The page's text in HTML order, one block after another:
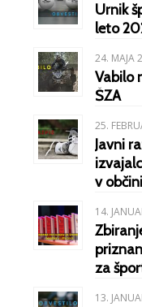
Urnik
leto
24. MAJA
Vabilo
ŠZA
25.
Javni
v
14.
za
13.